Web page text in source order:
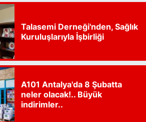
Talasemi Derneği'nden, Sağlık
Kuruluşlarıyla İşbirliği
A101 Antalya'da 8 Şubatta
neler olacak!.. Büyük
indirimler..